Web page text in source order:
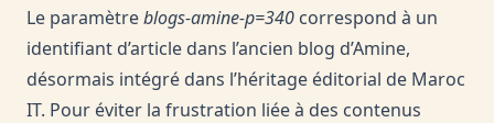
Le paramètreblogs-amine-p=340 correspond à un
identifiant d’article dans l’ancien blog d’Amine,
désormais intégré dans l’héritage éditorial de Maroc
IT. Pour éviter la frustration liée à des contenus